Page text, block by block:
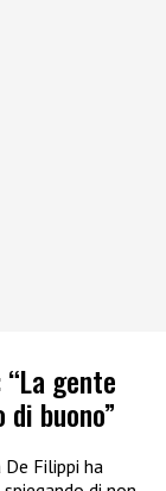
gente
buono”
De Filippi ha